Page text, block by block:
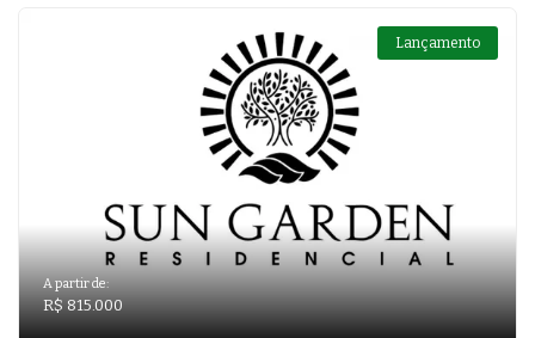
Lançamento
A partir de:
R$ 815.000